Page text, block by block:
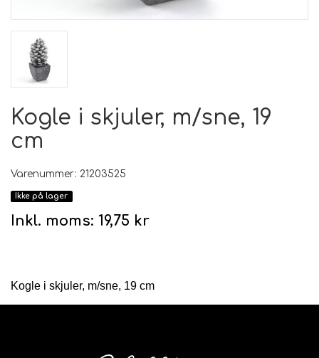
Kogle i skjuler, m/sne, 19
cm
Varenummer: 21203525
Ikke på lager
Inkl. moms: 19,75 kr
Kogle i skjuler, m/sne, 19 cm